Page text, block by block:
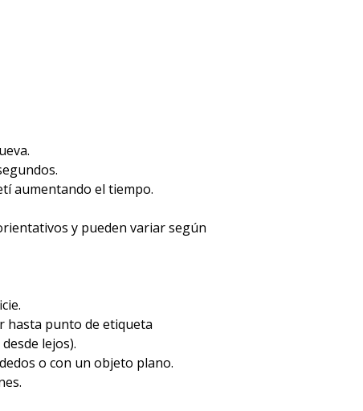
aumentando el tiempo.
y pueden variar según
hasta punto de etiqueta
lejos).
o con un objeto plano.